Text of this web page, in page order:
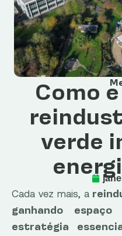
Como
verde
Cada vez mais, a
ganhando
estratégia